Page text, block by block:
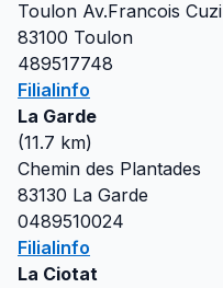
Toulon Av.Francois Cuzi
83100 Toulon
489517748
Filialinfo
La Garde
(11.7 km)
Chemin des Plantades
83130 La Garde
0489510024
Filialinfo
La Ciotat